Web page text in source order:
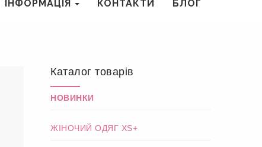
ІНФОРМАЦІЯ КОНТАКТИ БЛОГ
Каталог товарів
НОВИНКИ
ЖІНОЧИЙ ОДЯГ XS+